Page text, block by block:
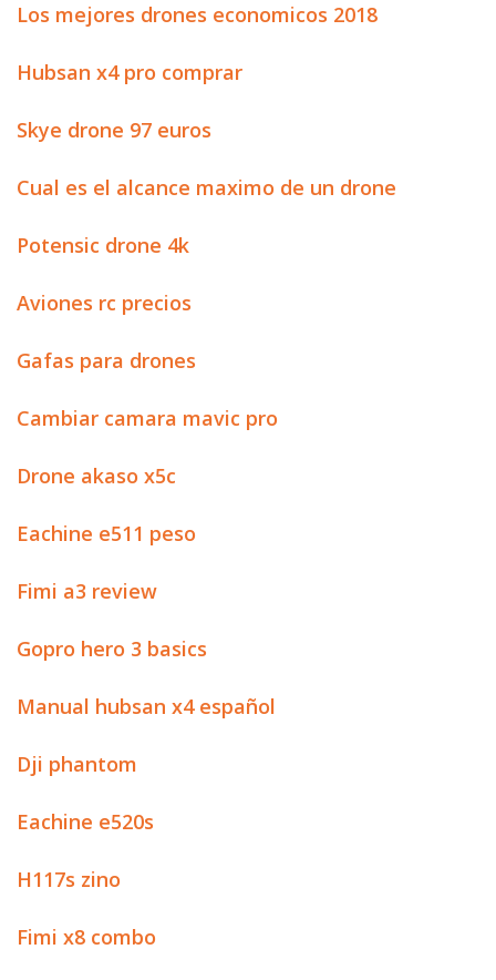
Los mejores drones economicos 2018
Hubsan x4 pro comprar
Skye drone 97 euros
Cual es el alcance maximo de un drone
Potensic drone 4k
Aviones rc precios
Gafas para drones
Cambiar camara mavic pro
Drone akaso x5c
Eachine e511 peso
Fimi a3 review
Gopro hero 3 basics
Manual hubsan x4 español
Dji phantom
Eachine e520s
H117s zino
Fimi x8 combo